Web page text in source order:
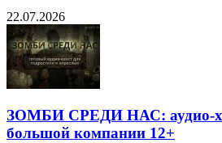
22.07.2026
ЗОМБИ СРЕДИ НАС: аудио-
большой компании 12+